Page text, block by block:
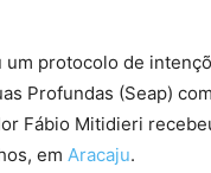
protocolo de
Profundas (Seap)
Fábio Mitidieri
em Aracaju.